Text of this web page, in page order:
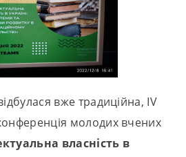
вже традиційна, IV
молодих вчених
власність в